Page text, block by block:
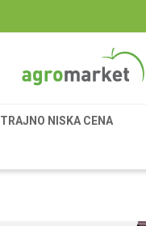
TRAJNO NISKA CENA